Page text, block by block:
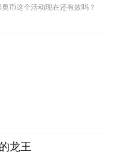
币这个活动现在还有效吗？
龙王